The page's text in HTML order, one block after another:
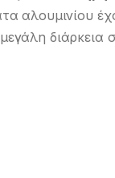
αλουμινίου
διάρκεια